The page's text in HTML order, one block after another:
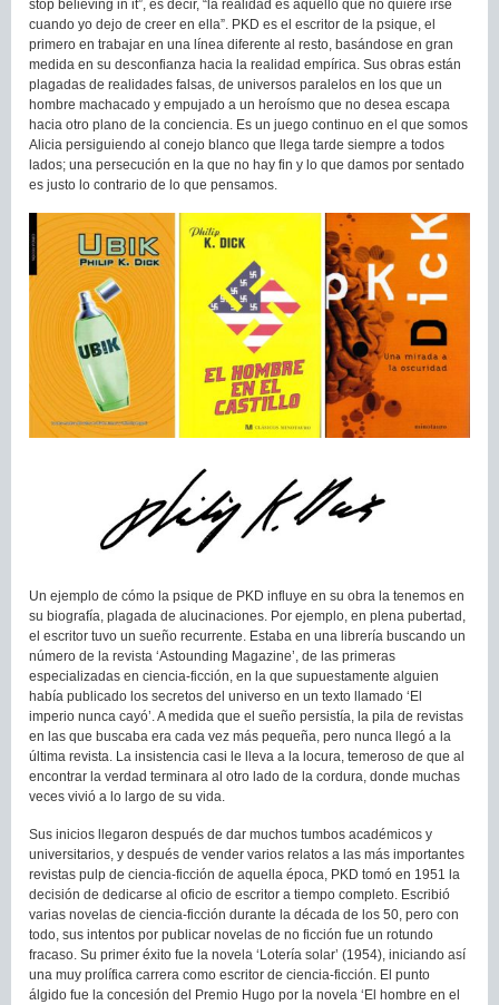
stop believing in it”, es decir, “la realidad es aquello que no quiere irse
cuando yo dejo de creer en ella”. PKD es el escritor de la psique, el
primero en trabajar en una línea diferente al resto, basándose en gran
medida en su desconfianza hacia la realidad empírica. Sus obras están
plagadas de realidades falsas, de universos paralelos en los que un
hombre machacado y empujado a un heroísmo que no desea escapa
hacia otro plano de la conciencia. Es un juego continuo en el que somos
Alicia persiguiendo al conejo blanco que llega tarde siempre a todos
lados; una persecución en la que no hay fin y lo que damos por sentado
es justo lo contrario de lo que pensamos.
Un ejemplo de cómo la psique de PKD influye en su obra la tenemos en
su biografía, plagada de alucinaciones. Por ejemplo, en plena pubertad,
el escritor tuvo un sueño recurrente. Estaba en una librería buscando un
número de la revista ‘Astounding Magazine’, de las primeras
especializadas en ciencia-ficción, en la que supuestamente alguien
había publicado los secretos del universo en un texto llamado ‘El
imperio nunca cayó’. A medida que el sueño persistía, la pila de revistas
en las que buscaba era cada vez más pequeña, pero nunca llegó a la
última revista. La insistencia casi le lleva a la locura, temeroso de que al
encontrar la verdad terminara al otro lado de la cordura, donde muchas
veces vivió a lo largo de su vida.
Sus inicios llegaron después de dar muchos tumbos académicos y
universitarios, y después de vender varios relatos a las más importantes
revistas pulp de ciencia-ficción de aquella época, PKD tomó en 1951 la
decisión de dedicarse al oficio de escritor a tiempo completo. Escribió
varias novelas de ciencia-ficción durante la década de los 50, pero con
todo, sus intentos por publicar novelas de no ficción fue un rotundo
fracaso. Su primer éxito fue la novela ‘Lotería solar’ (1954), iniciando así
una muy prolífica carrera como escritor de ciencia-ficción. El punto
álgido fue la concesión del Premio Hugo por la novela ‘El hombre en el